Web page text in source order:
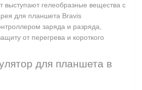
выступают гелеобразные вещества с
для планшета Bravis
заряда и разряда,
от перегрева и короткого
для планшета в